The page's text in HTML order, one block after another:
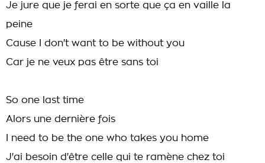
Je jure que je ferai en sorte que ça en vaille la
peine
Cause I don't want to be without you
Car je ne veux pas être sans toi
So one last time
Alors une dernière fois
I need to be the one who takes you home
J'ai besoin d'être celle qui te ramène chez toi